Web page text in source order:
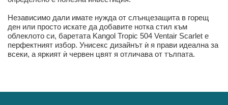
Независимо дали имате нужда от слънцезащита в горещ
ден или просто искате да добавите нотка стил към
облеклото си, баретата Kangol Tropic 504 Ventair Scarlet е
перфектният избор. Унисекс дизайнът ѝ я прави идеална за
всеки, а яркият ѝ червен цвят я отличава от тълпата.